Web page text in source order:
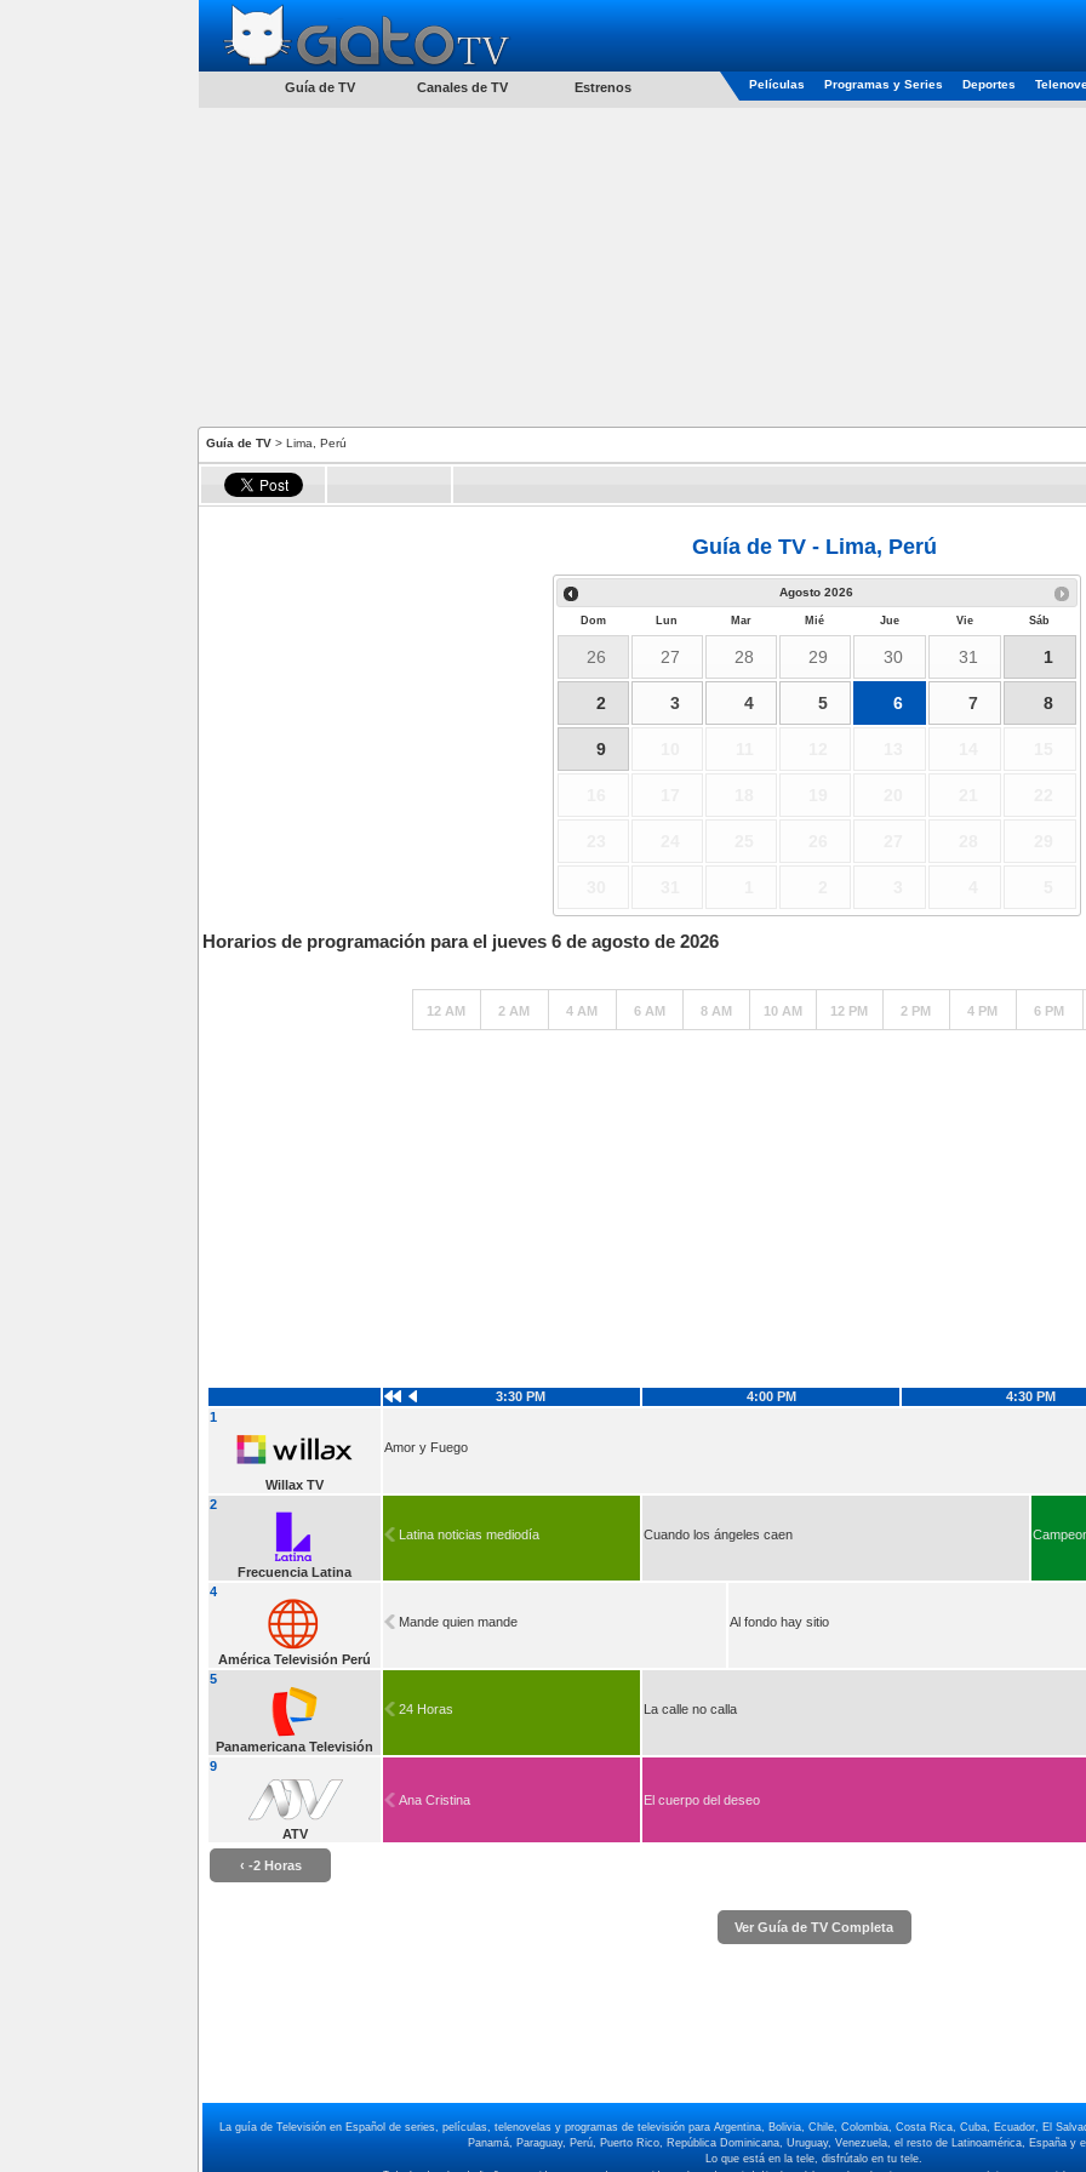
Guía de TV Canales de TV Estrenos Películas Programas y Series Deportes
Guía de TV > Lima, Perú
Guía de TV - Lima, Perú
Agosto 2026
Dom Lun Mar Mié Jue Vie Sáb
26 27 28 29 30 31 1
2 3 4 5 6 7 8
9
Horarios de programación para el jueves 6 de agosto de 2026
12 AM 2 AM 4 AM 6 AM 8 AM 10 AM 12 PM 2 PM 4 PM 6 PM
3:30 PM 4:00 PM 4:30 PM
1
Willax TV
Amor y Fuego
2
Frecuencia Latina
Latina noticias mediodía Cuando los ángeles caen
4
América Televisión Perú
Mande quien mande Al fondo hay sitio
5
Panamericana Televisión
24 Horas La calle no calla
9
ATV
Ana Cristina El cuerpo del deseo
‹ -2 Horas
Ver Guía de TV Completa
La guía de Televisión en Español de series, películas, telenovelas y programas de televisión para Argentina, Bolivia, Chile, Colombia, Costa Rica, Cuba, Ecuador, El
Panamá, Paraguay, Perú, Puerto Rico, República Dominicana, Uruguay, Venezuela, el resto de Latinoamérica, España y
Lo que está en la tele, disfrútalo en tu tele.